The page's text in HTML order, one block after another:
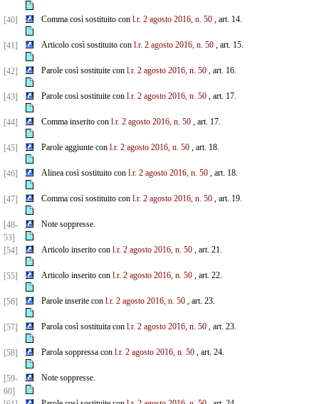
[40] Comma così sostituito con l.r. 2 agosto 2016, n. 50, art. 14.
[41] Articolo così sostituito con l.r. 2 agosto 2016, n. 50, art. 15.
[42] Parole così sostituite con l.r. 2 agosto 2016, n. 50, art. 16.
[43] Parole così sostituite con l.r. 2 agosto 2016, n. 50, art. 17.
[44] Comma inserito con l.r. 2 agosto 2016, n. 50, art. 17.
[45] Parole aggiunte con l.r. 2 agosto 2016, n. 50, art. 18.
[46] Alinea così sostituito con l.r. 2 agosto 2016, n. 50, art. 18.
[47] Comma così sostituito con l.r. 2 agosto 2016, n. 50, art. 19.
[48-
53]
Note soppresse.
[54] Articolo inserito con l.r. 2 agosto 2016, n. 50, art. 21.
[55] Articolo inserito con l.r. 2 agosto 2016, n. 50, art. 22.
[56] Parole inserite con l.r. 2 agosto 2016, n. 50, art. 23.
[57] Parola così sostituita con l.r. 2 agosto 2016, n. 50, art. 23.
[58] Parola soppressa con l.r. 2 agosto 2016, n. 50, art. 24.
[59-
60]
Note soppresse.